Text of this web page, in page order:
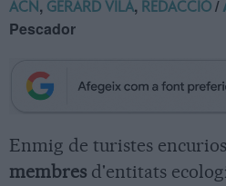
ACN, GERARD VILÀ, REDACCIÓ /
Pescador
Enmig de turistes
membres d'entitats